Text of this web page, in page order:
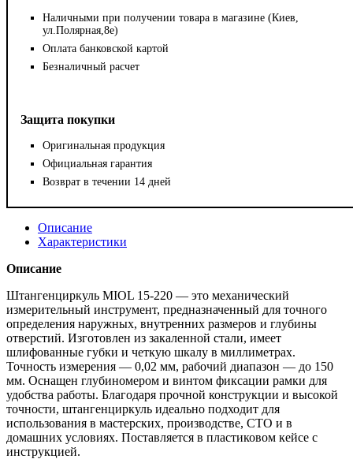
Наличными при получении товара в магазине (Киев,
ул.Полярная,8е)
Оплата банковской картой
Безналичный расчет
Защита покупки
Оригинальная продукция
Официальная гарантия
Возврат в течении 14 дней
Описание
Характеристики
Описание
Штангенциркуль MIOL 15-220 — это механический
измерительный инструмент, предназначенный для точного
определения наружных, внутренних размеров и глубины
отверстий. Изготовлен из закаленной стали, имеет
шлифованные губки и четкую шкалу в миллиметрах.
Точность измерения — 0,02 мм, рабочий диапазон — до 150
мм. Оснащен глубиномером и винтом фиксации рамки для
удобства работы. Благодаря прочной конструкции и высокой
точности, штангенциркуль идеально подходит для
использования в мастерских, производстве, СТО и в
домашних условиях. Поставляется в пластиковом кейсе с
инструкцией.